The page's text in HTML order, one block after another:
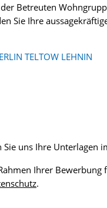
Betreuten
Sie Ihre
TELTOW LEHNIN
uns Ihre Unterlagen
Ihrer Bewerbung
.